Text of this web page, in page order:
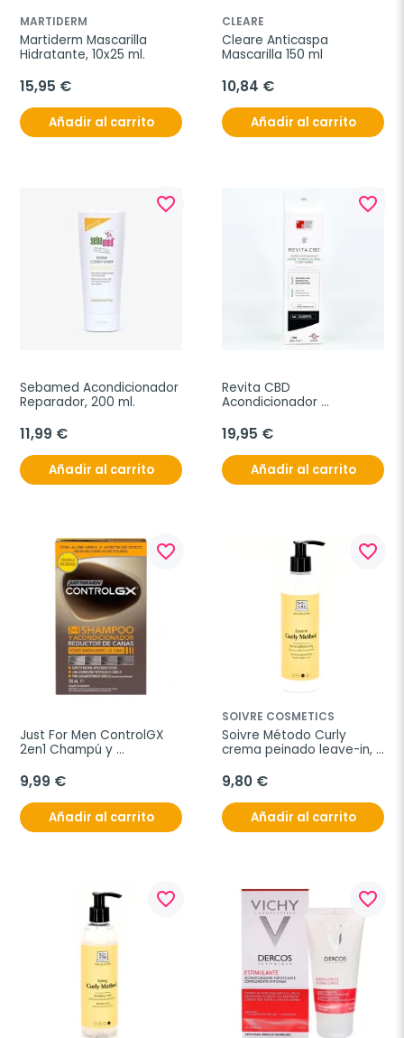
MARTIDERM
Martiderm Mascarilla
Hidratante, 10x25 ml.
15,95 €
Añadir al carrito
CLEARE
Cleare Anticaspa
Mascarilla 150 ml
10,84 €
Añadir al carrito
favorite_border
Sebamed Acondicionador
Reparador, 200 ml.
11,99 €
Añadir al carrito
favorite_border
Revita CBD
Acondicionador
ml.
19,95 €
Añadir al carrito
favorite_border
Just For Men ControlGX
2en1 Champú y
de Canas, 118 ml
9,99 €
Añadir al carrito
favorite_border
SOIVRE COSMETICS
Soivre Método Curly
crema peinado leave-in,
9,80 €
Añadir al carrito
favorite_border favorite_border